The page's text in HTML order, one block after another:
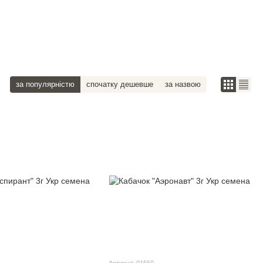
за популярністю спочатку дешевше за назвою